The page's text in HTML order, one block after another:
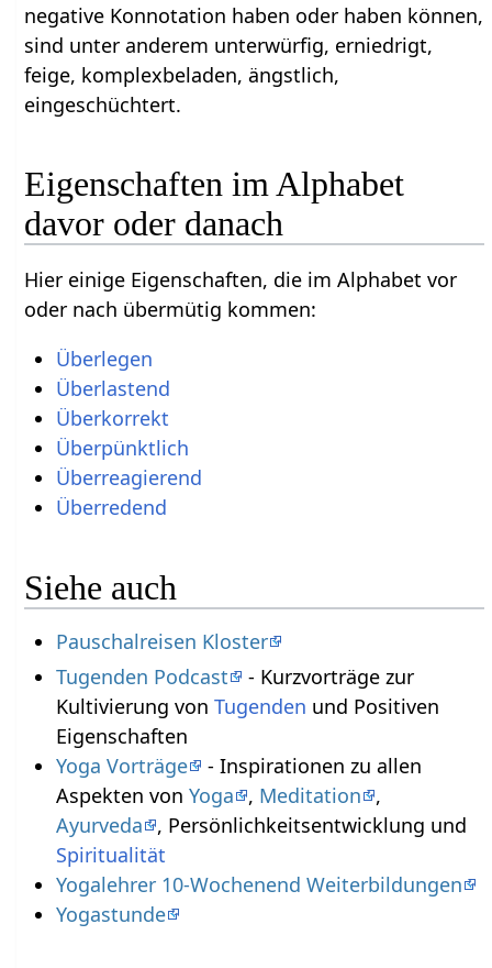
negative Konnotation haben oder haben können,
sind unter anderem unterwürfig, erniedrigt,
feige, komplexbeladen, ängstlich,
eingeschüchtert.
Eigenschaften im Alphabet
davor oder danach
Hier einige Eigenschaften, die im Alphabet vor
oder nach übermütig kommen:
Überlegen
Überlastend
Überkorrekt
Überpünktlich
Überreagierend
Überredend
Siehe auch
Pauschalreisen Kloster
Tugenden Podcast
- Kurzvorträge zur
Kultivierung von Tugenden und Positiven
Eigenschaften
Yoga Vorträge
- Inspirationen zu allen
Aspekten von Yoga , Meditation
,
Ayurveda
, Persönlichkeitsentwicklung und
Spiritualität
Yogalehrer 10-Wochenend Weiterbildungen
Yogastunde